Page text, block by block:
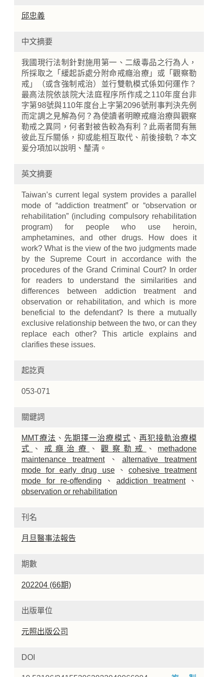
邱忠義
中文摘要
我國現行法制針對施用第一、二級毒品之行為人，
所採取之「緩起訴處分附命戒癮治療」或「觀察勒
戒」（或含強制戒治）並行雙軌模式係如何運作？
最高法院依該院大法庭程序所作成之110年度台非
字第98號與110年度台上字第2096號刑事判決先例
而定調之見解為何？為使讀者明瞭戒癮治療與觀察
勒戒之異同，何者對被告較為有利？此兩者間有無
彼此互斥關係，抑或能相互取代、前後接軌？本文
爰分項加以說明、釐清。
英文摘要
Taiwan’s current legal system provides a parallel
mode of “addiction treatment” or “observation or
rehabilitation” (including compulsory rehabilitation
program) for people who use heroin,
amphetamines, and other drugs. How does it
work? What is the view of the two judgments made
by the Supreme Court in accordance with the
procedures of the Grand Criminal Court? In order
for readers to understand the similarities and
differences between addiction treatment and
observation or rehabilitation, and which is more
beneficial to the defendant? Is there a mutually
exclusive relationship between the two, or can they
replace each other? This article explains and
clarifies these issues.
起訖頁
053-071
關鍵詞
MMT療法 、 先期擇一治療模式 、 再犯接軌治療模
式
、 戒癮治療 、觀察勒戒 、 methadone
maintenance treatment、 alternative treatment
mode for early drug use、cohesive treatment
mode for re-offending 、addiction treatment、
observation or rehabilitation
刊名
月旦醫事法報告
期數
202204 (66期)
出版單位
元照出版公司
DOI